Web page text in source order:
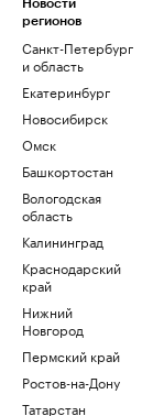
Новости
регионов
Санкт-Петербург
и область
Екатеринбург
Новосибирск
Омск
Башкортостан
Вологодская
область
Калининград
Краснодарский
край
Нижний
Новгород
Пермский край
Ростов-на-Дону
Татарстан